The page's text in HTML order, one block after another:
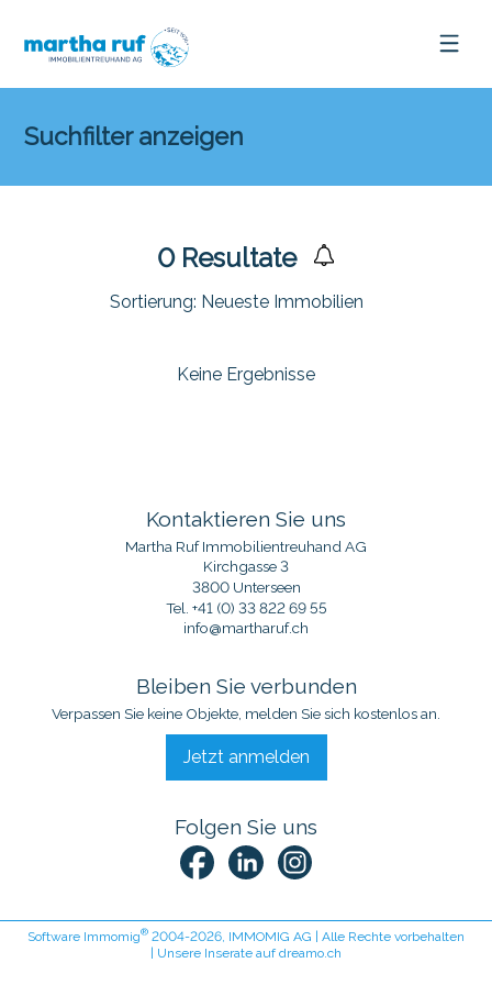
Suchfilter anzeigen
0Resultate
Sortierung: Neueste Immobilien
Keine Ergebnisse
Kontaktieren Sie uns
Martha Ruf Immobilientreuhand AG
Kirchgasse 3
3800 Unterseen
Tel. +41 (0) 33 822 69 55
info@martharuf.ch
Bleiben Sie verbunden
Verpassen Sie keine Objekte, melden Sie sich kostenlos an.
Jetzt anmelden
Folgen Sie uns
Software Immomig® 2004-2026, IMMOMIG AG | Alle Rechte vorbehalten
| Unsere Inserate auf dreamo.ch